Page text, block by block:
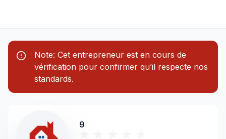
Note: Cet entrepreneur est en cours de
vérification pour confirmer qu’il respecte nos
standards.
9